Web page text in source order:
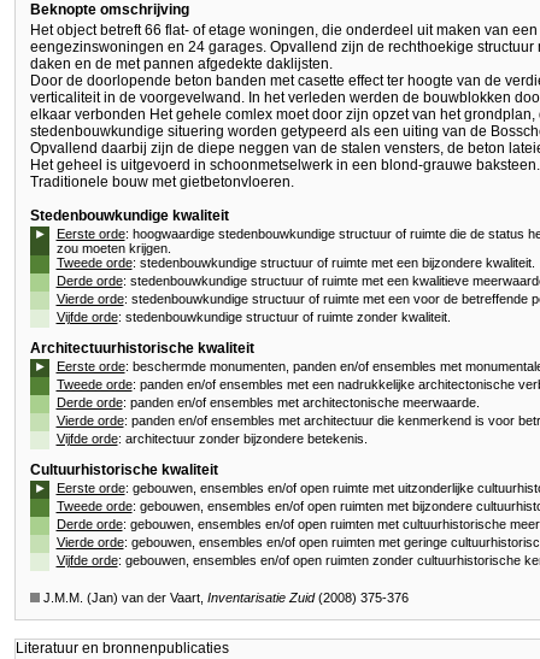
Beknopte omschrijving
Het object betreft 66 flat- of etage woningen, die onderdeel uit maken van
eengezinswoningen en 24 garages. Opvallend zijn de rechthoekige
daken en de met pannen afgedekte daklijsten.
Door de doorlopende beton banden met casette effect ter hoogte van de
verticaliteit in de voorgevelwand. In het verleden werden de bouwblokken
elkaar verbonden Het gehele comlex moet door zijn opzet van het
stedenbouwkundige situering worden getypeerd als een uiting van de
Opvallend daarbij zijn de diepe neggen van de stalen vensters, de beton
Het geheel is uitgevoerd in schoonmetselwerk in een blond-grauwe baksteen.
Traditionele bouw met gietbetonvloeren.
Stedenbouwkundige kwaliteit
► Eerste orde: hoogwaardige stedenbouwkundige structuur of ruimte die de status
zou moeten krijgen.
Tweede orde: stedenbouwkundige structuur of ruimte met een bijzondere kwaliteit.
Derde orde: stedenbouwkundige structuur of ruimte met een kwalitieve
Vierde orde: stedenbouwkundige structuur of ruimte met een voor de betreffende
Vijfde orde: stedenbouwkundige structuur of ruimte zonder kwaliteit.
Architectuurhistorische kwaliteit
► Eerste orde: beschermde monumenten, panden en/of ensembles met
Tweede orde: panden en/of ensembles met een nadrukkelijke architectonische
Derde orde: panden en/of ensembles met architectonische meerwaarde.
Vierde orde: panden en/of ensembles met architectuur die kenmerkend is voor
Vijfde orde: architectuur zonder bijzondere betekenis.
Cultuurhistorische kwaliteit
► Eerste orde: gebouwen, ensembles en/of open ruimte met uitzonderlijke
Tweede orde: gebouwen, ensembles en/of open ruimten met bijzondere
Derde orde: gebouwen, ensembles en/of open ruimten met cultuurhistorische
Vierde orde: gebouwen, ensembles en/of open ruimten met geringe
Vijfde orde: gebouwen, ensembles en/of open ruimten zonder cultuurhistorische
J.M.M. (Jan) van der Vaart, Inventarisatie Zuid(2008) 375-376
Literatuur en bronnenpublicaties